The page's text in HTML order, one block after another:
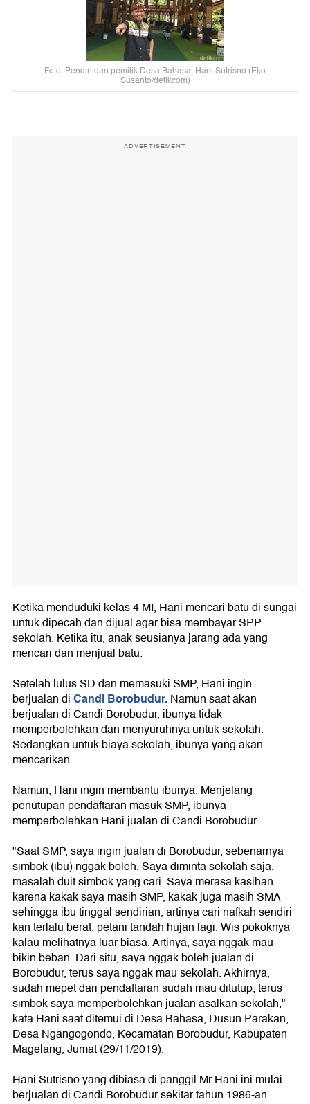
Foto: Pendiri dan pemilik Desa Bahasa, Hani Sutrisno (Eko
Susanto/detikcom)
ADVERTISEMENT
Ketika menduduki kelas 4 MI, Hani mencari batu di sungai
untuk dipecah dan dijual agar bisa membayar SPP
sekolah. Ketika itu, anak seusianya jarang ada yang
mencari dan menjual batu.
Setelah lulus SD dan memasuki SMP, Hani ingin
berjualan diCandi Borobudur.Namun saat akan
berjualan di Candi Borobudur, ibunya tidak
memperbolehkan dan menyuruhnya untuk sekolah.
Sedangkan untuk biaya sekolah, ibunya yang akan
mencarikan.
Namun, Hani ingin membantu ibunya. Menjelang
penutupan pendaftaran masuk SMP, ibunya
memperbolehkan Hani jualan di Candi Borobudur.
"Saat SMP, saya ingin jualan di Borobudur, sebenarnya
simbok (ibu) nggak boleh. Saya diminta sekolah saja,
masalah duit simbok yang cari. Saya merasa kasihan
karena kakak saya masih SMP, kakak juga masih SMA
sehingga ibu tinggal sendirian, artinya cari nafkah sendiri
kan terlalu berat, petani tandah hujan lagi. Wis pokoknya
kalau melihatnya luar biasa. Artinya, saya nggak mau
bikin beban. Dari situ, saya nggak boleh jualan di
Borobudur, terus saya nggak mau sekolah. Akhirnya,
sudah mepet dari pendaftaran sudah mau ditutup, terus
simbok saya memperbolehkan jualan asalkan sekolah,"
kata Hani saat ditemui di Desa Bahasa, Dusun Parakan,
Desa Ngangogondo, Kecamatan Borobudur, Kabupaten
Magelang, Jumat (29/11/2019).
Hani Sutrisno yang dibiasa di panggil Mr Hani ini mulai
berjualan di Candi Borobudur sekitar tahun 1986-an